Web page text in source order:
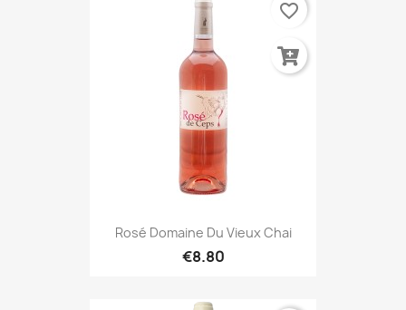
Rosé Domaine Du Vieux Chai
€8.80
favorite_border